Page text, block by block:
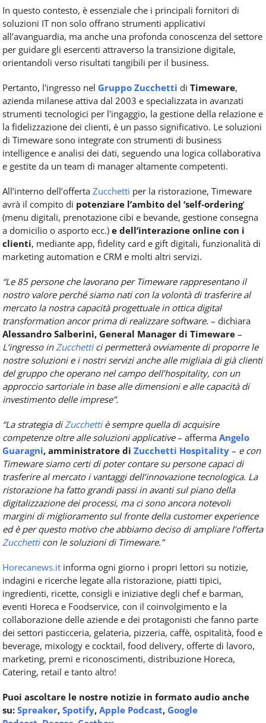
In questo contesto, è essenziale che i principali fornitori di
soluzioni IT non solo offrano strumenti applicativi
all'avanguardia, ma anche una profonda conoscenza del settore
per guidare gli esercenti attraverso la transizione digitale,
orientandoli verso risultati tangibili per il business.
Pertanto, l'ingresso nel Gruppo Zucchetti di Timeware,
azienda milanese attiva dal 2003 e specializzata in avanzati
strumenti tecnologici per l'ingaggio, la gestione della relazione e
la fidelizzazione dei clienti, è un passo significativo. Le soluzioni
di Timeware sono integrate con strumenti di business
intelligence e analisi dei dati, seguendo una logica collaborativa
e gestite da un team di manager altamente competenti.
All’interno dell’offerta Zucchetti per la ristorazione, Timeware
avrà il compito di potenziare l’ambito del ‘self-ordering’
(menu digitali, prenotazione cibi e bevande, gestione consegna
a domicilio o asporto ecc.) e dell’interazione online con i
clienti, mediante app, fidelity card e gift digitali, funzionalità di
marketing automation e CRM e molti altri servizi.
“Le 85 persone che lavorano per Timeware rappresentano il
nostro valore perché siamo nati con la volontà di trasferire al
mercato la nostra capacità progettuale in ottica digital
transformation ancor prima di realizzare software. – dichiara
Alessandro Salberini, General Manager di Timeware –
L’ingresso inZucchettici permetterà ovviamente di proporre le
nostre soluzioni e i nostri servizi anche alle migliaia di già clienti
del gruppo che operano nel campo dell’hospitality, con un
approccio sartoriale in base alle dimensioni e alle capacità di
investimento delle imprese”.
“La strategia diZucchettiè sempre quella di acquisire
competenze oltre alle soluzioni applicative– afferma Angelo
Guaragni, amministratore di Zucchetti Hospitality – e con
Timeware siamo certi di poter contare su persone capaci di
trasferire al mercato i vantaggi dell’innovazione tecnologica. La
ristorazione ha fatto grandi passi in avanti sul piano della
digitalizzazione dei processi, ma ci sono ancora notevoli
margini di miglioramento sul fronte della customer experience
ed è per questo motivo che abbiamo deciso di ampliare l’offerta
Zucchetticon le soluzioni di Timeware.”
Horecanews.it informa ogni giorno i propri lettori su notizie,
indagini e ricerche legate alla ristorazione, piatti tipici,
ingredienti, ricette, consigli e iniziative degli chef e barman,
eventi Horeca e Foodservice, con il coinvolgimento e la
collaborazione delle aziende e dei protagonisti che fanno parte
dei settori pasticceria, gelateria, pizzeria, caffè, ospitalità, food e
beverage, mixology e cocktail, food delivery, offerte di lavoro,
marketing, premi e riconoscimenti, distribuzione Horeca,
Catering, retail e tanto altro!
Puoi ascoltare le nostre notizie in formato audio anche
su: Spreaker, Spotify, Apple Podcast, Google